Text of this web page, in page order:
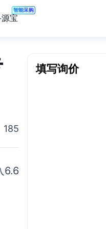
宝
智能采购
185
6.6
填写询价